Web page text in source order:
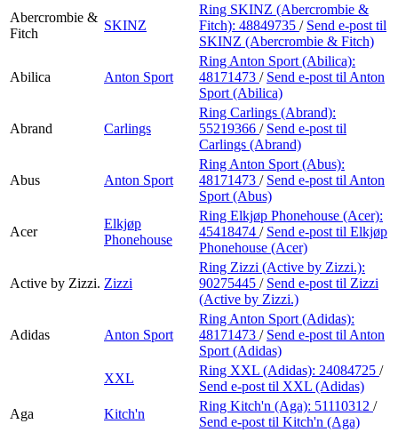
Magasin
Gavekort
Finn frem
Abercrombie &
Fitch
SKINZ
Ring SKINZ (Abercrombie &
Fitch): 48849735 / Send e-post til
SKINZ (Abercrombie & Fitch)
Abilica Anton Sport
Ring Anton Sport (Abilica):
48171473 / Send e-post til Anton
Sport (Abilica)
Abrand Carlings
Ring Carlings (Abrand):
55219366 / Send e-post til
Carlings (Abrand)
Abus Anton Sport
Ring Anton Sport (Abus):
48171473 / Send e-post til Anton
Sport (Abus)
Acer
Elkjøp
Phonehouse
Ring Elkjøp Phonehouse (Acer):
45418474 / Send e-post til Elkjøp
Phonehouse (Acer)
Active by Zizzi. Zizzi
Ring Zizzi (Active by Zizzi.):
90275445 / Send e-post til Zizzi
(Active by Zizzi.)
Adidas Anton Sport
Ring Anton Sport (Adidas):
48171473 / Send e-post til Anton
Sport (Adidas)
XXL
Ring XXL (Adidas): 24084725 /
Send e-post til XXL (Adidas)
Aga
Kitch'n
Ring Kitch'n (Aga): 51110312 /
Send e-post til Kitch'n (Aga)